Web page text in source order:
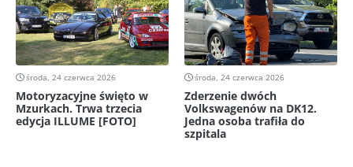
środa, 24 czerwca 2026
Motoryzacyjne święto w
Mzurkach. Trwa trzecia
edycja ILLUME [FOTO]
środa, 24 czerwca 2026
Zderzenie dwóch
Volkswagenów na DK12.
Jedna osoba trafiła do
szpitala